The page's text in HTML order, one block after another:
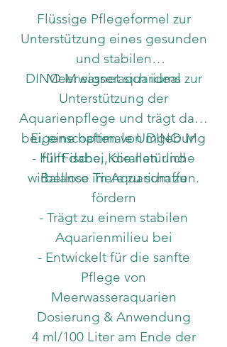
Flüssige Pflegeformel zur
Unterstützung eines gesunden
und stabilen
Meerwasseraquariums
DINO M eignet sich ideal zur
Unterstützung der
Aquarienpflege und trägt dazu
bei, eine optimale Umgebung
für Fische, Korallen und
wirbellose Tiere zu schaffen.
Eigenschaften von DINO M
- Hilft dabei, die natürliche
Balance im Aquarium zu
fördern
- Trägt zu einem stabilen
Aquarienmilieu bei
- Entwickelt für die sanfte
Pflege von
Meerwasseraquarien
Dosierung & Anwendung
4 ml/100 Liter am Ende der